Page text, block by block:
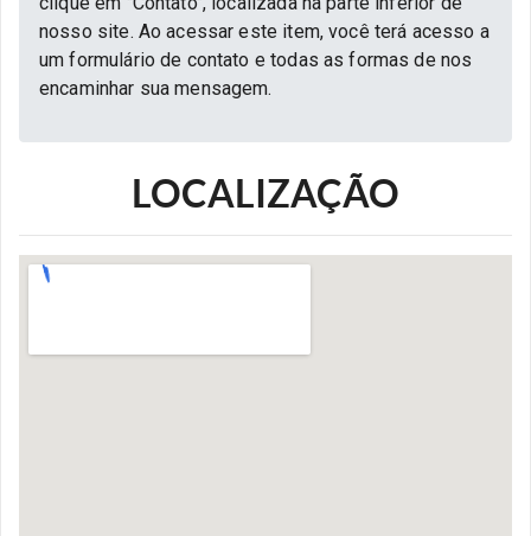
nosso site. Ao acessar este item, você terá acesso a
um formulário de contato e todas as formas de nos
encaminhar sua mensagem.
LOCALIZAÇÃO